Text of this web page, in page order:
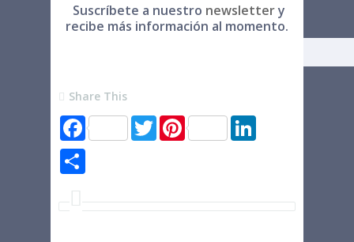
Suscríbete a nuestro newslettery
recibe más información al momento.
Share This
F
a
o
k
T
w
r
P
i
e
s
I
n
e